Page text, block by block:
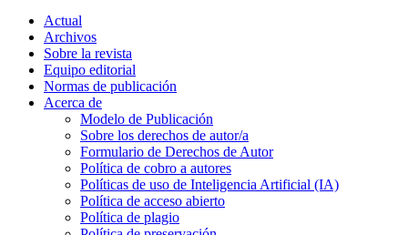
Actual
Archivos
Sobre la revista
Equipo editorial
Normas de publicación
Acerca de
Modelo de Publicación
Sobre los derechos de autor/a
Formulario de Derechos de Autor
Política de cobro a autores
Políticas de uso de Inteligencia Artificial (IA)
Política de acceso abierto
Política de plagio